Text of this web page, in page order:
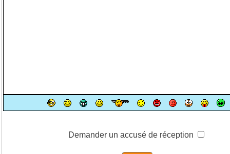
Demander un accusé de réception